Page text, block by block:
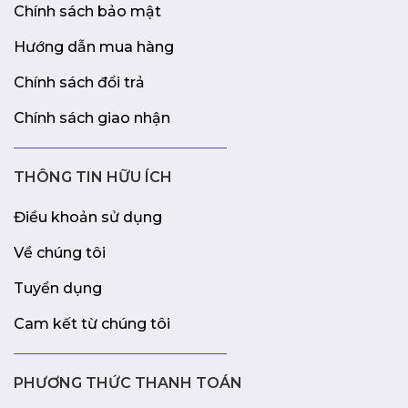
Chính sách bảo mật
Hướng dẫn mua hàng
Chính sách đổi trả
Chính sách giao nhận
THÔNG TIN HỮU ÍCH
Điều khoản sử dụng
Về chúng tôi
Tuyển dụng
Cam kết từ chúng tôi
PHƯƠNG THỨC THANH TOÁN